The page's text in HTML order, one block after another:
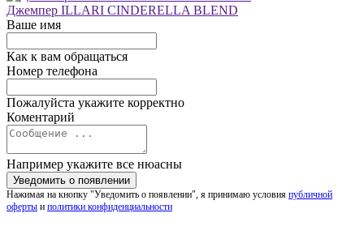
Джемпер ILLARI CINDERELLA BLEND
Ваше имя
Как к вам обращаться
Номер телефона
Пожалуйста укажите корректно
Коментарий
Например укажите все нюасны
Нажимая на кнопку "Уведомить о появлении", я принимаю условия публичной
оферты и политики конфиденциальности